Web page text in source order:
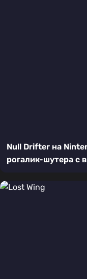
Null Drifter на
рогалик-шутера с